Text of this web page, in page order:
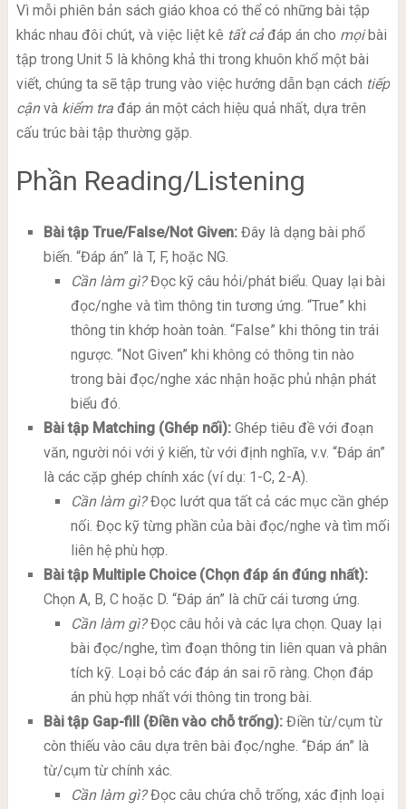
Vì mỗi phiên bản sách giáo khoa có thể có những bài tập
khác nhau đôi chút, và việc liệt kê tất cảđáp án cho mọibài
tập trong Unit 5 là không khả thi trong khuôn khổ một bài
viết, chúng ta sẽ tập trung vào việc hướng dẫn bạn cách tiếp
cậnvà kiểm trađáp án một cách hiệu quả nhất, dựa trên
cấu trúc bài tập thường gặp.
Phần Reading/Listening
Bài tập True/False/Not Given:Đây là dạng bài phổ
biến. “Đáp án” là T, F, hoặc NG.
Cần làm gì?Đọc kỹ câu hỏi/phát biểu. Quay lại bài
đọc/nghe và tìm thông tin tương ứng. “True” khi
thông tin khớp hoàn toàn. “False” khi thông tin trái
ngược. “Not Given” khi không có thông tin nào
trong bài đọc/nghe xác nhận hoặc phủ nhận phát
biểu đó.
Bài tập Matching (Ghép nối):Ghép tiêu đề với đoạn
văn, người nói với ý kiến, từ với định nghĩa, v.v. “Đáp án”
là các cặp ghép chính xác (ví dụ: 1-C, 2-A).
Cần làm gì?Đọc lướt qua tất cả các mục cần ghép
nối. Đọc kỹ từng phần của bài đọc/nghe và tìm mối
liên hệ phù hợp.
Bài tập Multiple Choice (Chọn đáp án đúng nhất):
Chọn A, B, C hoặc D. “Đáp án” là chữ cái tương ứng.
Cần làm gì?Đọc câu hỏi và các lựa chọn. Quay lại
bài đọc/nghe, tìm đoạn thông tin liên quan và phân
tích kỹ. Loại bỏ các đáp án sai rõ ràng. Chọn đáp
án phù hợp nhất với thông tin trong bài.
Bài tập Gap-fill (Điền vào chỗ trống):Điền từ/cụm từ
còn thiếu vào câu dựa trên bài đọc/nghe. “Đáp án” là
từ/cụm từ chính xác.
Cần làm gì?Đọc câu chứa chỗ trống, xác định loại